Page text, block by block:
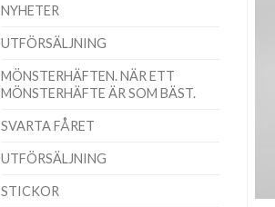
NYHETER
UTFÖRSÄLJNING
MÖNSTERHÄFTEN. NÄR ETT
MÖNSTERHÄFTE ÄR SOM BÄST.
SVARTA FÅRET
UTFÖRSÄLJNING
STICKOR